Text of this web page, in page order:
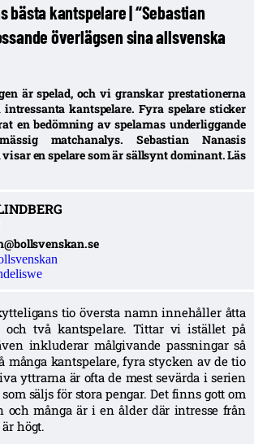
bästa kantspelare | “Sebastian
överlägsen sina allsvenska
är spelad, och vi granskar prestationerna
intressanta kantspelare. Fyra spelare sticker
en bedömning av spelarnas underliggande
matchanalys. Sebastian Nanasis
en spelare som är sällsynt dominant. Läs
tio översta namn innehåller åtta
och två kantspelare. Tittar vi istället på
inkluderar målgivande passningar så
många kantspelare, fyra stycken av de tio
yttrarna är ofta de mest sevärda i serien
säljs för stora pengar. Det finns gott om
och många är i en ålder där intresse från
högt.